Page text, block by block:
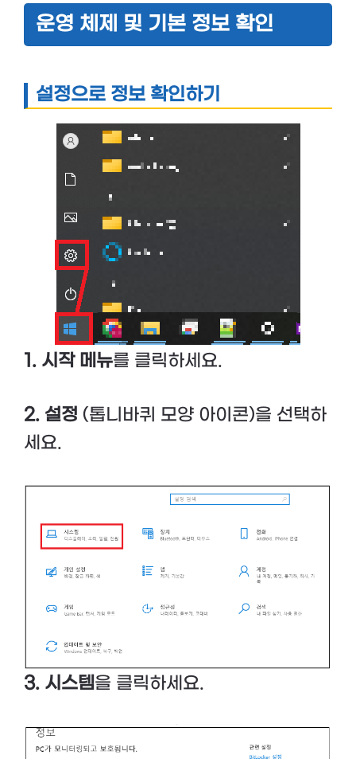
운영 체제 및 기본 정보 확인
설정으로 정보 확인하기
1. 시작 메뉴를 클릭하세요.
2. 설정 (톱니바퀴 모양 아이콘)을 선택하
세요.
3. 시스템을 클릭하세요.